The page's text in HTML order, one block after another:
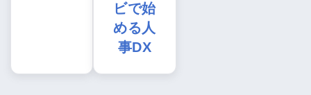
ビで始
める人
事DX